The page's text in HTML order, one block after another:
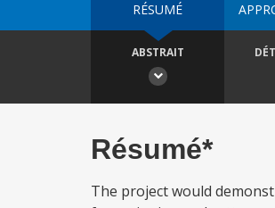
RÉSUMÉ
ABSTRAIT
Résumé*
The project would